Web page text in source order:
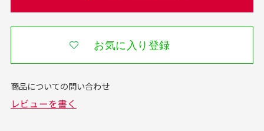
お気に入り登録